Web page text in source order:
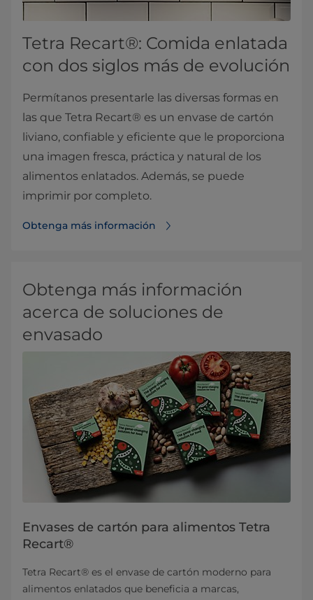
Tetra Recart®: Comida enlatada
con dos siglos más de evolución
Permítanos presentarle las diversas formas en
las que Tetra Recart® es un envase de cartón
liviano, confiable y eficiente que le proporciona
una imagen fresca, práctica y natural de los
alimentos enlatados. Además, se puede
imprimir por completo.
Obtenga más información
Obtenga más información
acerca de soluciones de
envasado
Envases de cartón para alimentos Tetra
Recart®
Tetra Recart® es el envase de cartón moderno para
alimentos enlatados que beneficia a marcas,